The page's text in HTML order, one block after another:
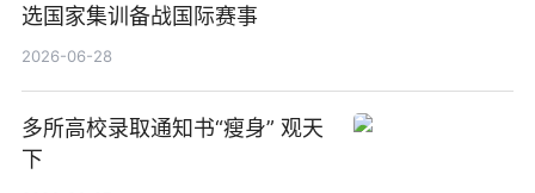
选国家集训备战国际赛事
2026-06-28
多所高校录取通知书“瘦身” 观天
下